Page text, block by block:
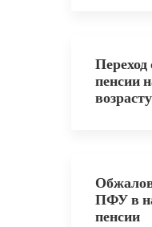
Переход
пенсии
возрасту
ПФУ в
пенсии